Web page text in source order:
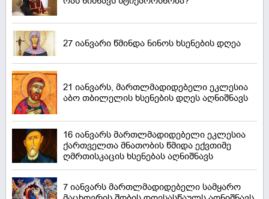
27 იანვარი წმინდა ნინოს ხსენების დღეა
21 იანვარს, მართლმადიდებელი ეკლესია
აბო თბილელის ხსენების დღეს აღნიშნავს
16 იანვარს მართლმადიდებელი ეკლესია
ქართველთა მნათობის წმიდა ექვთიმე
ღმრთისკაცის ხსენებას აღნიშნავს
7 იანვარს მართლმადიდებელი სამყარო